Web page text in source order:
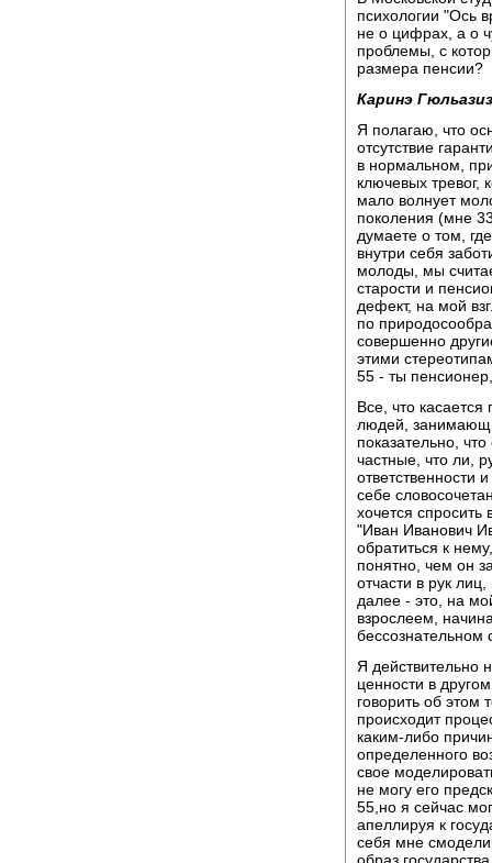
психологии "Ось
не о цифрах, а о
проблемы, с
размера пенсии?
Каринэ
Я полагаю, что
отсутствие
в нормальном,
ключевых тревог,
мало волнует
поколения (мне
думаете о том,
внутри себя
молоды, мы
старости и
дефект, на мой
по
совершенно
этими
55 - ты
Все, что
людей,
показательно,
частные, что ли,
ответственности
себе
хочется спросить
"Иван Иванович
обратиться к
понятно, чем он
отчасти в рук
далее - это, на
взрослеем,
бессознательном
Я действительно
ценности в
говорить об этом
происходит
каким-либо
определенного
свое
не могу его
55,но я сейчас
апеллируя к
себя мне
образ